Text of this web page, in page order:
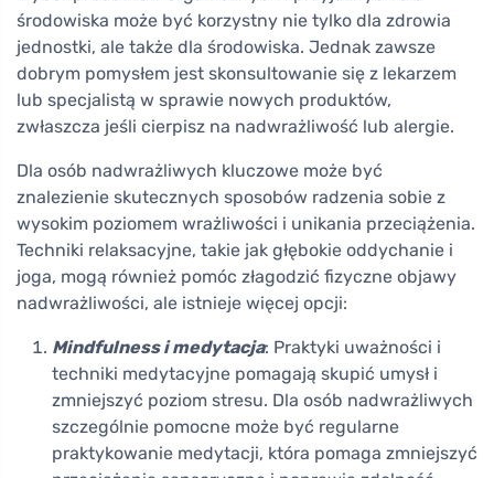
środowiska może być korzystny nie tylko dla zdrowia
jednostki, ale także dla środowiska. Jednak zawsze
dobrym pomysłem jest skonsultowanie się z lekarzem
lub specjalistą w sprawie nowych produktów,
zwłaszcza jeśli cierpisz na nadwrażliwość lub alergie.
Dla osób nadwrażliwych kluczowe może być
znalezienie skutecznych sposobów radzenia sobie z
wysokim poziomem wrażliwości i unikania przeciążenia.
Techniki relaksacyjne, takie jak głębokie oddychanie i
joga, mogą również pomóc złagodzić fizyczne objawy
nadwrażliwości, ale istnieje więcej opcji:
Mindfulness i medytacja: Praktyki uważności i
techniki medytacyjne pomagają skupić umysł i
zmniejszyć poziom stresu. Dla osób nadwrażliwych
szczególnie pomocne może być regularne
praktykowanie medytacji, która pomaga zmniejszyć